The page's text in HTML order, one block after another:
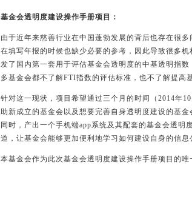
基金会透明度建设操作手册项目：
由于近年来慈善行业在中国蓬勃发展的背后也存在很
在填写年报的时候也缺少必要的参考，因此导致很多
发了国内第一套用于评估基金会透明度的中基透明指
多基金会都不了解FTI指数的评估标准，也不了解提高
针对这一现状，项目希望通过三个月的时间（2014年
助新成立的基金会以及想要完善自身透明度建设的基
同时，产出一个手机端app系统及其配套的基金会透
道，让基金会能够更加便利地学习如何建设自身的信息
本基金会作为此次基金会透明度建设操作手册项目的唯